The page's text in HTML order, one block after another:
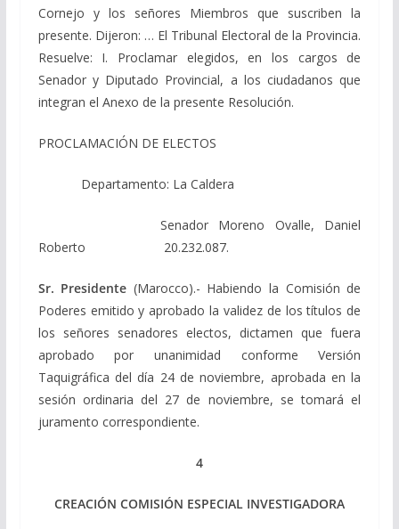
Cornejo y los señores Miembros que suscriben la
presente. Dijeron: … El Tribunal Electoral de la Provincia.
Resuelve: I. Proclamar elegidos, en los cargos de
Senador y Diputado Provincial, a los ciudadanos que
integran el Anexo de la presente Resolución.
PROCLAMACIÓN DE ELECTOS
Departamento: La Caldera
Senador Moreno Ovalle, Daniel
Roberto 20.232.087.
Sr. Presidente (Marocco).- Habiendo la Comisión de
Poderes emitido y aprobado la validez de los títulos de
los señores senadores electos, dictamen que fuera
aprobado por unanimidad conforme Versión
Taquigráfica del día 24 de noviembre, aprobada en la
sesión ordinaria del 27 de noviembre, se tomará el
juramento correspondiente.
4
CREACIÓN COMISIÓN ESPECIAL INVESTIGADORA